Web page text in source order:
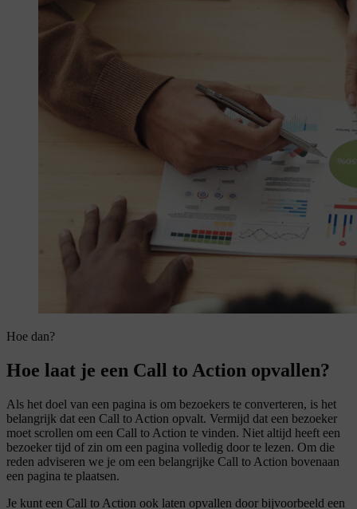
Hoe dan?
Hoe laat je een Call to Action opvallen?
Als het doel van een pagina is om bezoekers te converteren, is het
belangrijk dat een Call to Action opvalt. Vermijd dat een bezoeker
moet scrollen om een Call to Action te vinden. Niet altijd heeft een
bezoeker tijd of zin om een pagina volledig door te lezen. Om die
reden adviseren we je om een belangrijke Call to Action bovenaan
een pagina te plaatsen.
Je kunt een Call to Action ook laten opvallen door bijvoorbeeld een